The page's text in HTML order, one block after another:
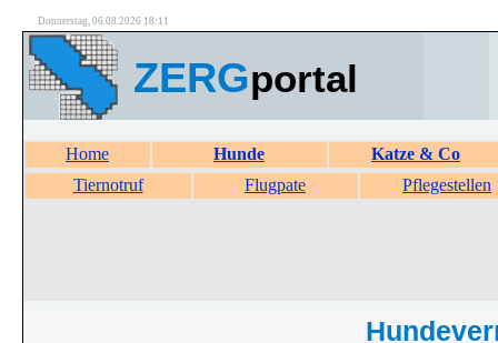
Donnerstag, 06.08.2026 18:11
ZERGportal
Home Hunde
Katze & Co
Tiernotruf
Flugpate Pflegestellen